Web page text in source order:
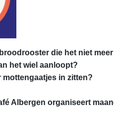
die het niet
het wiel aanloopt?
mottengaatjes in zitten?
Albergen organiseert